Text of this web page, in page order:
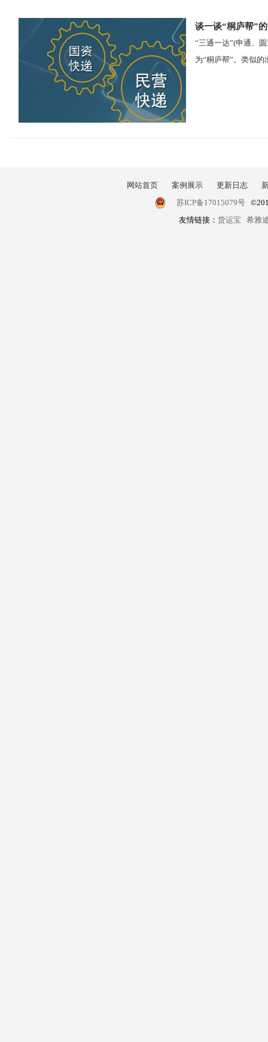
谈一谈“桐庐帮”
“三通一达”(申通、
为“桐庐帮”。类似
网站首页 案例展示 更新日志
苏ICP备17015079号
友情链接： 货运宝 希雅